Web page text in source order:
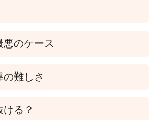
のケース
の難しさ
る？